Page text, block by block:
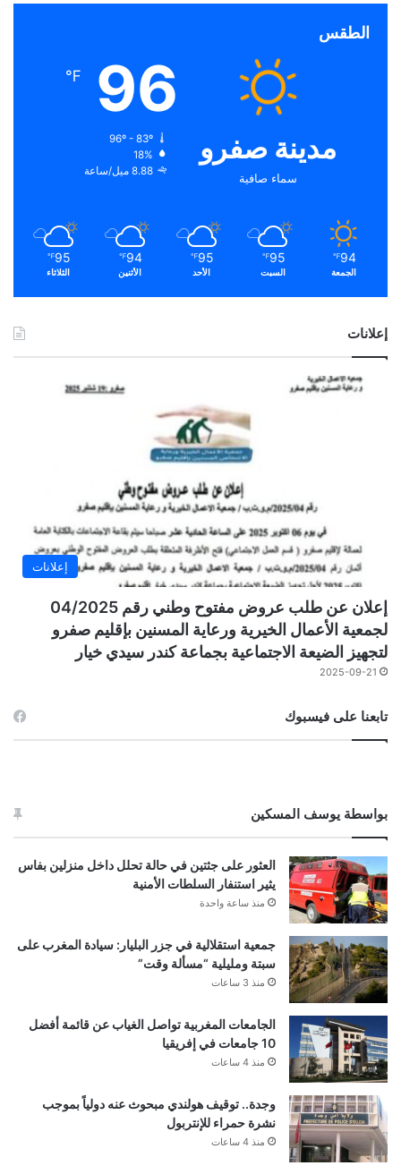
الطقس
مدينة صفرو
سماء صافية
96
℉
96º - 83º
18%
8.88 ميل/ساعة
94
℉
الجمعة
95
℉
السبت
95
℉
الأحد
94
℉
الأثنين
95
℉
الثلاثاء
إعلانات
إعلانات
إعلان عن طلب عروض مفتوح وطني رقم 04/2025
لجمعية الأعمال الخيرية ورعاية المسنين بإقليم صفرو
لتجهيز الضيعة الاجتماعية بجماعة كندر سيدي خيار
2025-09-21
تابعنا على فيسبوك
بواسطة يوسف المسكين
العثور على جثتين في حالة تحلل داخل منزلين بفاس
يثير استنفار السلطات الأمنية
منذ ساعة واحدة
جمعية استقلالية في جزر البليار: سيادة المغرب على
سبتة ومليلية “مسألة وقت”
منذ 3 ساعات
الجامعات المغربية تواصل الغياب عن قائمة أفضل
10 جامعات في إفريقيا
منذ 4 ساعات
وجدة.. توقيف هولندي مبحوث عنه دولياً بموجب
نشرة حمراء للإنتربول
منذ 4 ساعات